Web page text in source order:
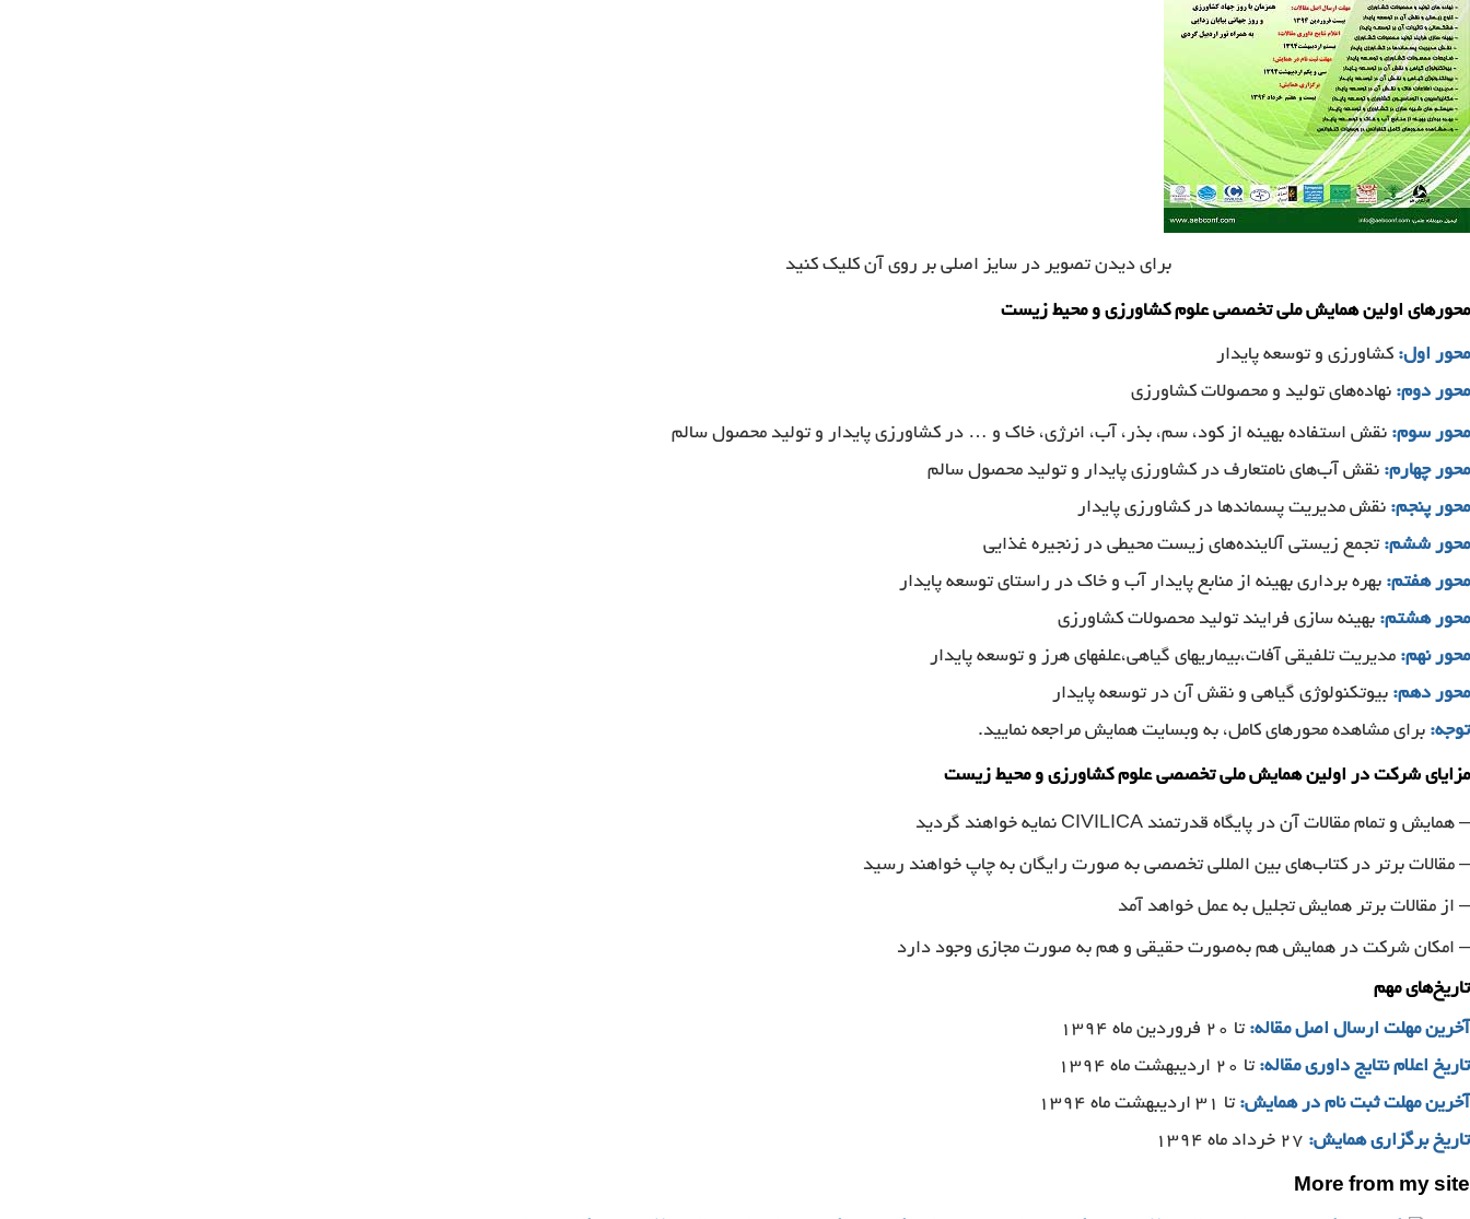
برای دیدن تصویر در سایز اصلی بر روی آن کلیک کنید
محورهای اولین همایش ملی تخصصی علوم کشاورزی و محیط زیست
محور اول: کشاورزی و توسعه پایدار
محور دوم: نهاده‌های تولید و محصولات کشاورزی
محور سوم: نقش استفاده بهینه از کود، سم، بذر، آب، انرژی، خاک و … در کشاورزی پایدار و تولید محصول سالم
محور چهارم: نقش آب‌های نامتعارف در کشاورزی پایدار و تولید محصول سالم
محور پنجم: نقش مدیریت پسماندها در کشاورزی پایدار
محور ششم: تجمع زیستی آلاینده‌های زیست محیطی در زنجیره غذایی
محور هفتم: بهره برداری بهینه از منابع پایدار آب و خاک در راستای توسعه پایدار
محور هشتم: بهینه سازی فرایند تولید محصولات کشاورزی
محور نهم: مدیریت تلفیقی آفات،بیماریهای گیاهی،علفهای هرز و توسعه پایدار
محور دهم: بیوتکنولوژی گیاهی و نقش آن در توسعه پایدار
توجه: برای مشاهده محورهای کامل، به وبسایت همایش مراجعه نمایید.
مزایای شرکت در اولین همایش ملی تخصصی علوم کشاورزی و محیط زیست
– همایش و تمام مقالات آن در پایگاه قدرتمند CIVILICA نمایه خواهند گردید
– مقالات برتر در کتاب‌های بین المللی تخصصی به صورت رایگان به چاپ خواهند رسید
– از مقالات برتر همایش تجلیل به عمل خواهد آمد
– امکان شرکت در همایش هم به‌صورت حقیقی و هم به صورت مجازی وجود دارد
تاریخ‌های مهم
آخرین مهلت ارسال اصل مقاله: تا ۲۰ فروردین ماه ۱۳۹۴
تاریخ اعلام نتایج داوری مقاله: تا ۲۰ اردیبهشت ماه ۱۳۹۴
آخرین مهلت ثبت نام در همایش: تا ۳۱ اردیبهشت ماه ۱۳۹۴
تاریخ برگزاری همایش:
More from my site